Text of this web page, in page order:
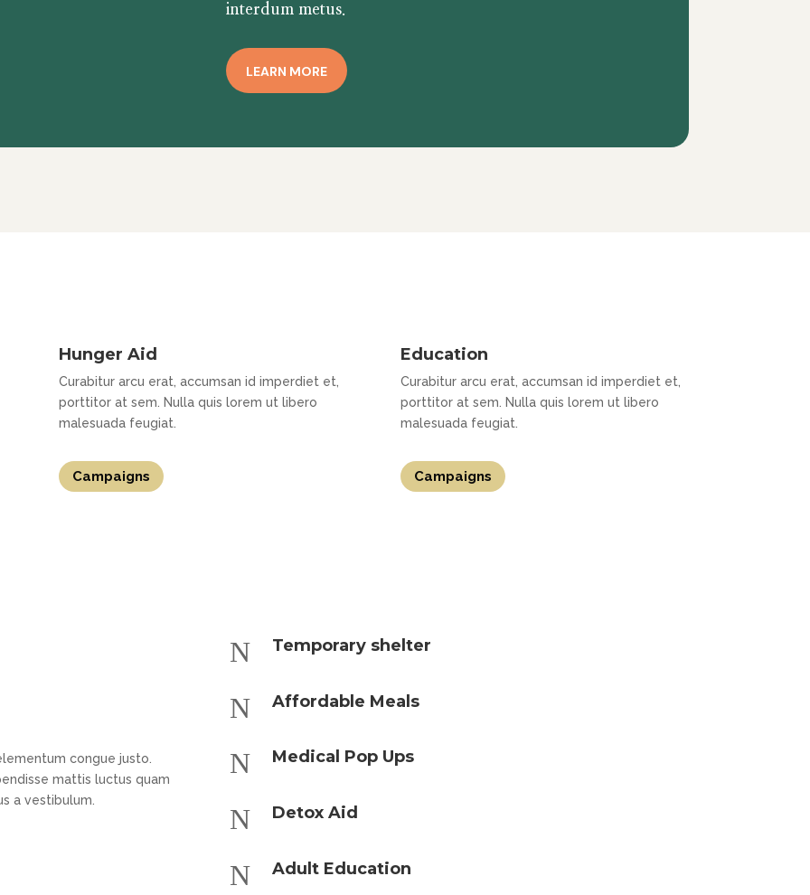
interdum metus.
LEARN MORE
Hunger Aid
Curabitur arcu erat, accumsan id imperdiet et,
porttitor at sem. Nulla quis lorem ut libero
malesuada feugiat.
Campaigns
Education
Curabitur arcu erat, accumsan id imperdiet et,
porttitor at sem. Nulla quis lorem ut libero
malesuada feugiat.
Campaigns
congue justo.
mattis luctus quam
a vestibulum.
N Temporary shelter
N Affordable Meals
N Medical Pop Ups
N Detox Aid
N Adult Education